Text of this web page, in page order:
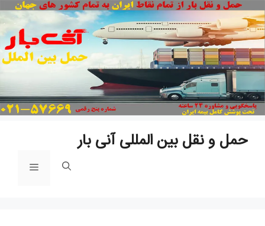
حمل و نقل بین المللی آنی بار
فهرست